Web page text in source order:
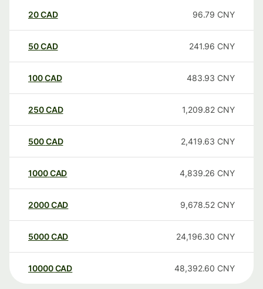
20CAD 96.79 CNY
50CAD 241.96 CNY
100CAD 483.93 CNY
250CAD 1,209.82 CNY
500CAD 2,419.63 CNY
1000CAD 4,839.26 CNY
2000CAD 9,678.52 CNY
5000CAD 24,196.30 CNY
10000 CAD 48,392.60 CNY